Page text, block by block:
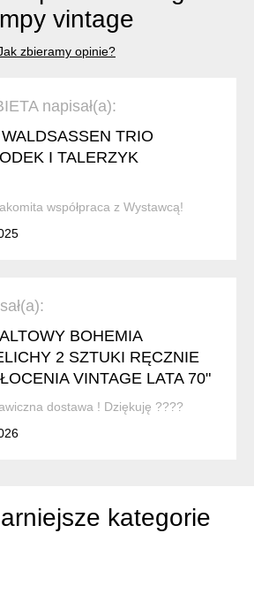
vintage
zbieramy opinie?
napisał(a):
TRIO
I TALERZYK
współpraca z Wystawcą!
BOHEMIA
2 SZTUKI RĘCZNIE
VINTAGE LATA 70"
dostawa ! Dziękuję ????
kategorie